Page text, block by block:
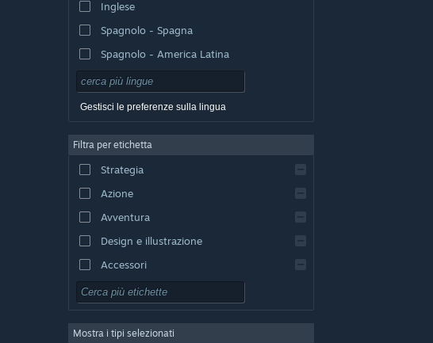
Inglese
Spagnolo - Spagna
Spagnolo - America Latina
Gestisci le preferenze sulla lingua
Filtra per etichetta
Strategia
Azione
Avventura
Design e illustrazione
Accessori
Free-to-Play
Multigiocatore di massa
Mostra i tipi selezionati